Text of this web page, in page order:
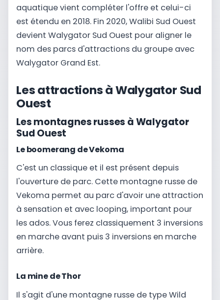
aquatique vient compléter l'offre et celui-ci
est étendu en 2018. Fin 2020, Walibi Sud Ouest
devient Walygator Sud Ouest pour aligner le
nom des parcs d'attractions du groupe avec
Walygator Grand Est.
Les attractions à Walygator Sud
Ouest
Les montagnes russes à Walygator
Sud Ouest
Le boomerang de Vekoma
C'est un classique et il est présent depuis
l'ouverture de parc. Cette montagne russe de
Vekoma permet au parc d'avoir une attraction
à sensation et avec looping, important pour
les ados. Vous ferez classiquement 3 inversions
en marche avant puis 3 inversions en marche
arrière.
La mine de Thor
Il s'agit d'une montagne russe de type Wild